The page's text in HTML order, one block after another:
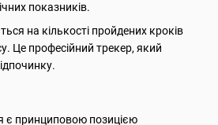
показників.
на кількості пройдених кроків
Це професійний трекер, який
є принциповою позицією